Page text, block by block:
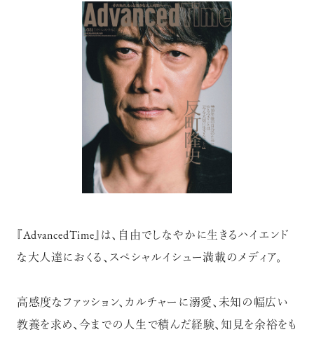
のアートピース
記憶に残る特別な体験をオーダーメ
イド！京都で話題のラグジュアリー人
力車
【フィリップス オークション】映画界
『AdvancedTime』は、自由でしなやかに生きるハイエンド
な大人達におくる、スペシャルイシュー満載のメディア。
高感度なファッション、カルチャーに溺愛、未知の幅広い
教養を求め、今までの人生で積んだ経験、知見を余裕をも